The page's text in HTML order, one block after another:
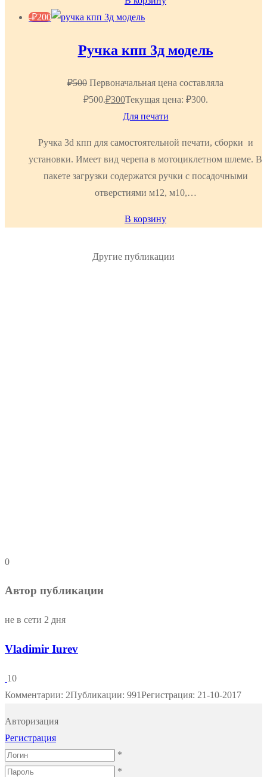
-₽200
Ручка кпп 3д модель
₽500 Первоначальная цена составляла
₽500.₽300Текущая цена: ₽300.
Для печати
Ручка 3d кпп для самостоятельной печати, сборки и
установки. Имеет вид черепа в мотоциклетном шлеме. В
пакете загрузки содержатся ручки с посадочными
отверстиями м12, м10,…
В корзину
Другие публикации
0
Автор публикации
не в сети 2 дня
Vladimir Iurev
10
Комментарии: 2Публикации: 991Регистрация: 21-10-2017
Авторизация
Регистрация
*
*